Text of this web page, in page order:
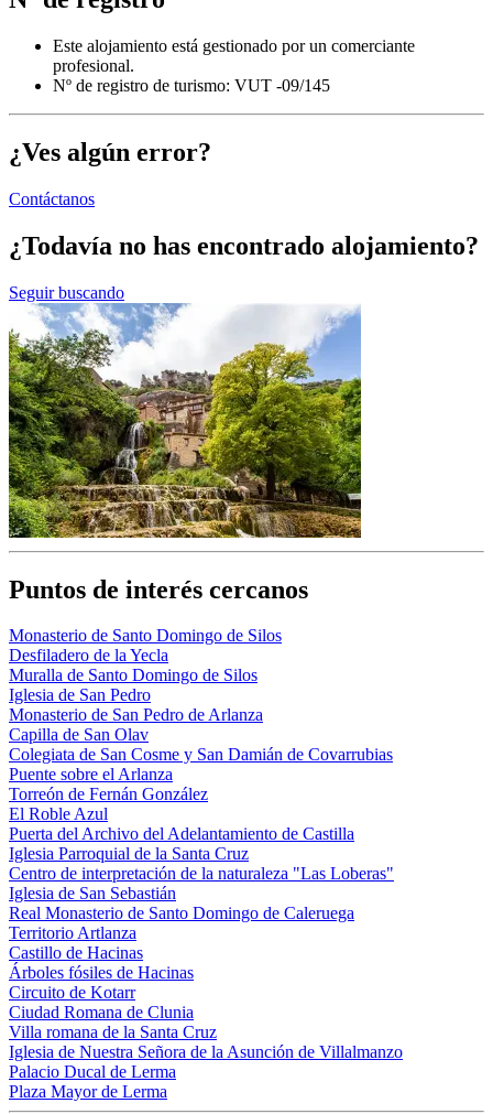
Este alojamiento está gestionado por un comerciante
profesional.
Nº de registro de turismo: VUT -09/145
¿Ves algún error?
Contáctanos
¿Todavía no has encontrado alojamiento?
Seguir buscando
Puntos de interés cercanos
Monasterio de Santo Domingo de Silos
Desfiladero de la Yecla
Muralla de Santo Domingo de Silos
Iglesia de San Pedro
Monasterio de San Pedro de Arlanza
Capilla de San Olav
Colegiata de San Cosme y San Damián de Covarrubias
Puente sobre el Arlanza
Torreón de Fernán González
El Roble Azul
Puerta del Archivo del Adelantamiento de Castilla
Iglesia Parroquial de la Santa Cruz
Centro de interpretación de la naturaleza "Las Loberas"
Iglesia de San Sebastián
Real Monasterio de Santo Domingo de Caleruega
Territorio Artlanza
Castillo de Hacinas
Árboles fósiles de Hacinas
Circuito de Kotarr
Ciudad Romana de Clunia
Villa romana de la Santa Cruz
Iglesia de Nuestra Señora de la Asunción de Villalmanzo
Palacio Ducal de Lerma
Plaza Mayor de Lerma